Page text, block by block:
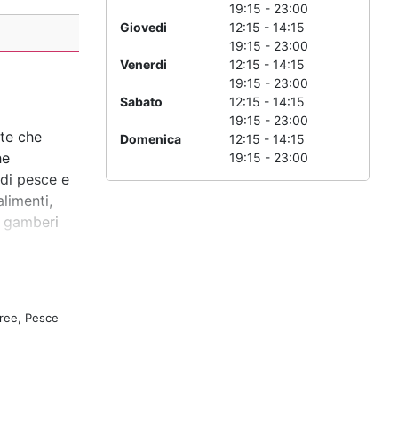
che
pesce e
Pesce
19:15 - 23:00
Giovedi
12:15 - 14:15
19:15 - 23:00
Venerdi
12:15 - 14:15
19:15 - 23:00
Sabato
12:15 - 14:15
19:15 - 23:00
Domenica
12:15 - 14:15
19:15 - 23:00